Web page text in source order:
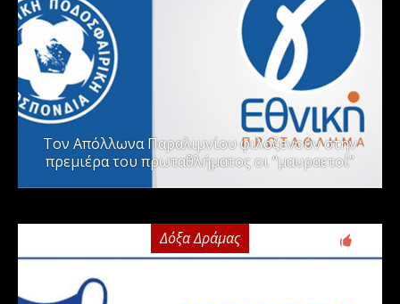
Τον Απόλλωνα Παραλιμνίου φιλοξενούν στην
πρεμιέρα του πρωταθλήματος οι “μαυραετοί”
Δόξα Δράμας